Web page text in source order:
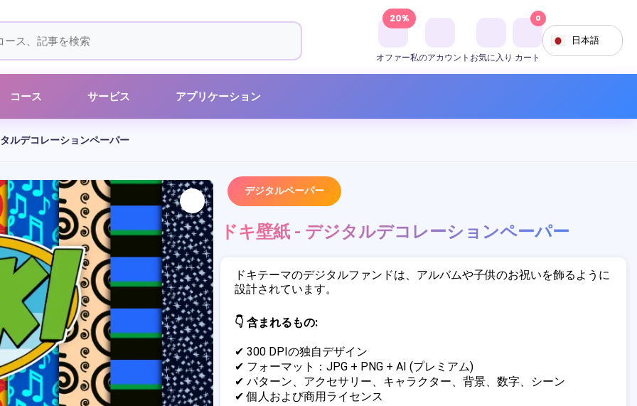
オファー
20%
私のアカウント お気に入り カート
0
日本語
コース サービス アプリケーション
ルデコレーションペーパー
デジタルペーパー
ドキ壁紙 - デジタルデコレーションペーパー
ドキテーマのデジタルファンドは、アルバムや子供のお祝いを飾るように
設計されています。
👇 含まれるもの:
✔ 300 DPIの独自デザイン
✔ フォーマット：JPG + PNG + AI (プレミアム)
✔ パターン、アクセサリー、キャラクター、背景、数字、シーン
✔ 個人および商用ライセンス